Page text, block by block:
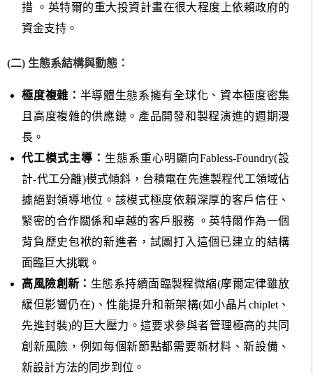
措 。英特爾的重大投資計畫在很大程度上依賴政府的
資金支持。
(二) 生態系結構與動態：
極度複雜： 半導體生態系擁有全球化、資本極度密集
且高度複雜的供應鏈。產品開發和製程演進的週期漫
長。
代工模式主導： 生態系重心明顯向Fabless-Foundry(設
計-代工分離)模式傾斜，台積電在先進製程代工領域佔
據絕對領導地位。該模式極度依賴深厚的客戶信任、
緊密的合作關係和卓越的客戶服務 。英特爾作為一個
背負歷史包袱的新進者，試圖打入這個已建立的結構
面臨巨大挑戰。
高風險創新： 生態系持續面臨製程微縮(摩爾定律雖放
緩但影響仍在)、性能提升和新架構(如小晶片chiplet、
先進封裝)的巨大壓力。這要求參與者管理極高的共同
創新風險，例如每個新節點都需要新材料、新設備、
新設計方法的同步到位。